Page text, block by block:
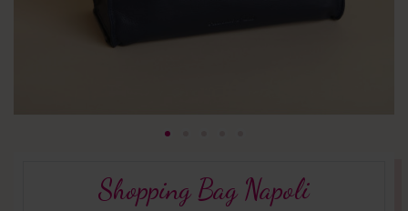
Shopping Bag Napoli